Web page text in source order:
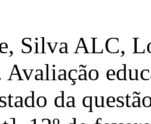
Silva ALC,
da